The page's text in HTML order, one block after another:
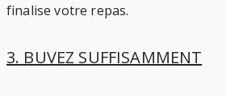
finalise votre repas.
3. BUVEZ SUFFISAMMENT